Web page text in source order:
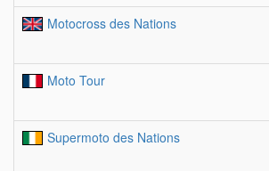
Motocross des Nations
Moto Tour
Supermoto des Nations